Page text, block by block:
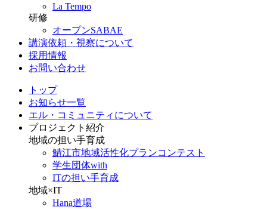
La Tempo
研修
オープンSABAE
講演依頼・視察について
採用情報
お問い合わせ
トップ
お知らせ一覧
エル・コミュニティについて
プロジェクト紹介
地域の担い手育成
鯖江市地域活性化プランコンテスト
学生団体with
ITの担い手育成
地域×IT
Hana道場